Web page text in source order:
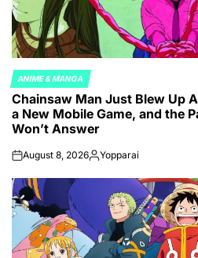
POSTED
IN
ANIME & MANGA
Chainsaw Man Just Blew Up
a New Mobile Game, and the
Won’t Answer
onAugust 8, 2026Posted
Yopparai